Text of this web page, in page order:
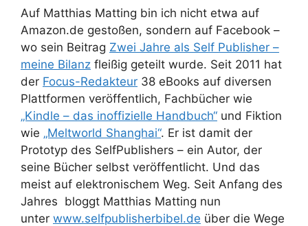
Auf Matthias Matting bin ich nicht etwa auf
Amazon.de gestoßen, sondern auf Facebook –
wo sein Beitrag Zwei Jahre als Self Publisher –
meine Bilanz fleißig geteilt wurde. Seit 2011 hat
der Focus-Redakteur 38 eBooks auf diversen
Plattformen veröffentlich, Fachbücher wie
„Kindle – das inoffizielle Handbuch“ und Fiktion
wie „Meltworld Shanghai“. Er ist damit der
Prototyp des SelfPublishers – ein Autor, der
seine Bücher selbst veröffentlicht. Und das
meist auf elektronischem Weg. Seit Anfang des
Jahres bloggt Matthias Matting nun
unter www.selfpublisherbibel.de über die Wege